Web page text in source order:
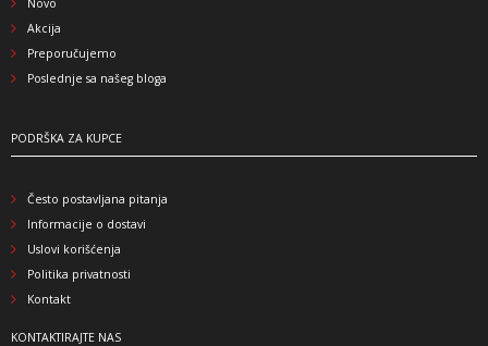
Akcija
Preporučujemo
Poslednje sa našeg bloga
PODRŠKA ZA KUPCE
Često postavljana pitanja
Informacije o dostavi
Uslovi korišćenja
Politika privatnosti
Kontakt
KONTAKTIRAJTE NAS